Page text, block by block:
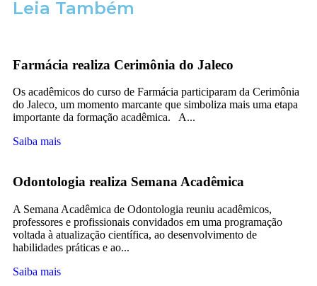
Leia Também
Farmácia realiza Cerimônia do Jaleco
Os acadêmicos do curso de Farmácia participaram da Cerimônia
do Jaleco, um momento marcante que simboliza mais uma etapa
importante da formação acadêmica. A...
Saiba mais
Odontologia realiza Semana Acadêmica
A Semana Acadêmica de Odontologia reuniu acadêmicos,
professores e profissionais convidados em uma programação
voltada à atualização científica, ao desenvolvimento de
habilidades práticas e ao...
Saiba mais